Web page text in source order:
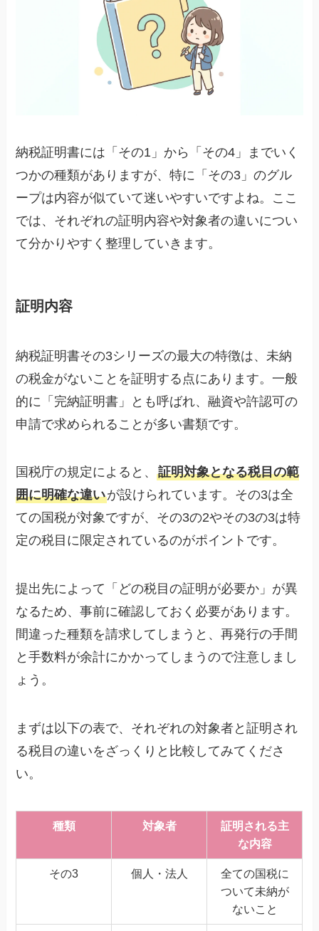
納税証明書には「その1」から「その4」までいく
つかの種類がありますが、特に「その3」のグル
ープは内容が似ていて迷いやすいですよね。ここ
では、それぞれの証明内容や対象者の違いについ
て分かりやすく整理していきます。
証明内容
納税証明書その3シリーズの最大の特徴は、未納
の税金がないことを証明する点にあります。一般
的に「完納証明書」とも呼ばれ、融資や許認可の
申請で求められることが多い書類です。
国税庁の規定によると、証明対象となる税目の範
囲に明確な違いが設けられています。その3は全
ての国税が対象ですが、その3の2やその3の3は特
定の税目に限定されているのがポイントです。
提出先によって「どの税目の証明が必要か」が異
なるため、事前に確認しておく必要があります。
間違った種類を請求してしまうと、再発行の手間
と手数料が余計にかかってしまうので注意しまし
ょう。
まずは以下の表で、それぞれの対象者と証明され
る税目の違いをざっくりと比較してみてくださ
い。
種類 対象者
証明される主
な内容
その3 個人・法人
全ての国税に
ついて未納が
ないこと